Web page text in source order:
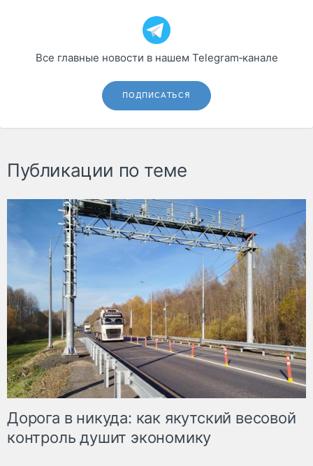
Все главные новости в нашем Telegram‑канале
ПОДПИСАТЬСЯ
Публикации по теме
Дорога в никуда: как якутский весовой
контроль душит экономику